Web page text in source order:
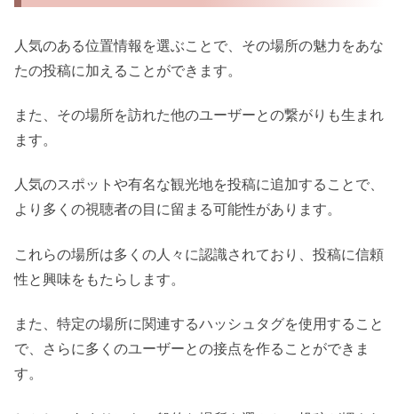
人気のある位置情報を選ぶことで、その場所の魅力をあな
たの投稿に加えることができます。
また、その場所を訪れた他のユーザーとの繋がりも生まれ
ます。
人気のスポットや有名な観光地を投稿に追加することで、
より多くの視聴者の目に留まる可能性があります。
これらの場所は多くの人々に認識されており、投稿に信頼
性と興味をもたらします。
また、特定の場所に関連するハッシュタグを使用すること
で、さらに多くのユーザーとの接点を作ることができま
す。